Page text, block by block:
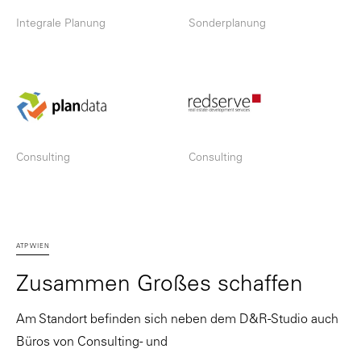
Integrale Planung Sonderplanung
Consulting Consulting
ATP WIEN
Zusammen Großes schaffen
Am Standort befinden sich neben dem D&R-Studio auch
Büros von Consulting- und